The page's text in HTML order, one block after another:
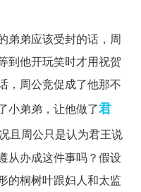
弟弟应该受封的话，周
到他开玩笑时才用祝贺
，周公竞促成了他那不
小弟弟，让他做了君
且周公只是认为君王说
从办成这件事吗？假设
的桐树叶跟妇人和太监